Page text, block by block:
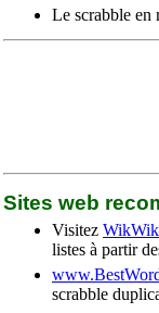
Le scrabble en
Sites web
Visitez
listes à partir
scrabble